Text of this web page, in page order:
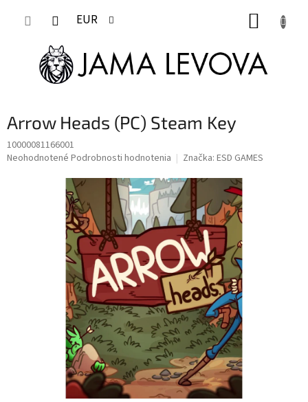
EUR
Arrow Heads (PC) Steam Key
10000081166001
Priemerné
Neohodnotené Podrobnosti hodnotenia Značka: ESD GAMES